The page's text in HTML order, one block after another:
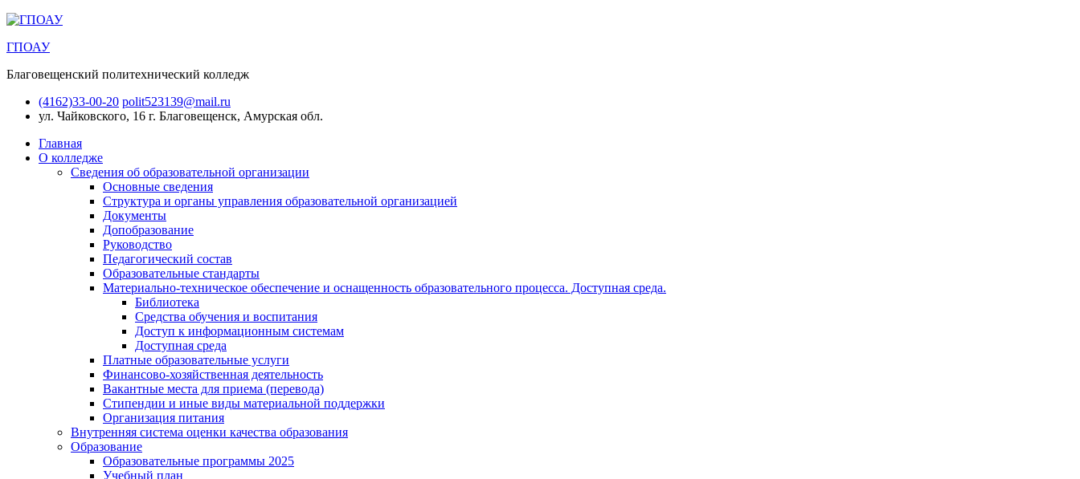
ГПОАУ
Благовещенский политехнический колледж
(4162)33-00-20 polit523139@mail.ru
ул. Чайковского, 16 г. Благовещенск, Амурская обл.
Главная
О колледже
Сведения об образовательной организации
Основные сведения
Структура и органы управления образовательной организацией
Документы
Допобразование
Руководство
Педагогический состав
Образовательные стандарты
Материально-техническое обеспечение и оснащенность образовательного процесса. Доступная среда.
Библиотека
Средства обучения и воспитания
Доступ к информационным системам
Доступная среда
Платные образовательные услуги
Финансово-хозяйственная деятельность
Вакантные места для приема (перевода)
Стипендии и иные виды материальной поддержки
Организация питания
Внутренняя система оценки качества образования
Образование
Образовательные программы 2025
Учебный план